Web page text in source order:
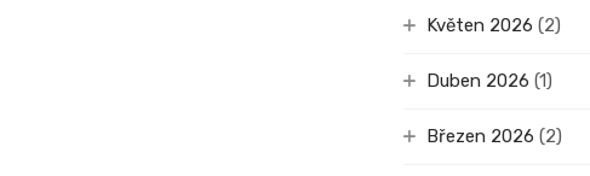
Květen 2026 (2)
Duben 2026 (1)
Březen 2026 (2)